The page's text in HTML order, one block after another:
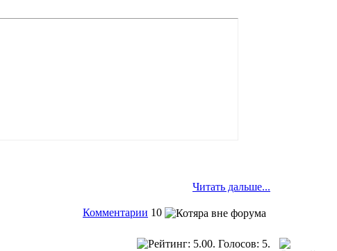
Читать дальше...
Комментарии 10